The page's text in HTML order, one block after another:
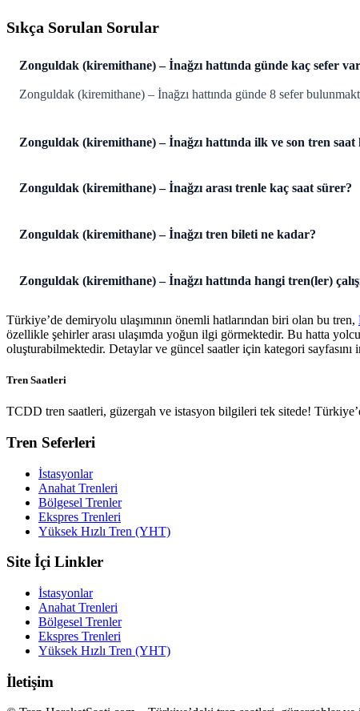
Sıkça Sorulan Sorular
Zonguldak (kiremithane) – İnağzı hattında günde kaç sefer
Zonguldak (kiremithane) – İnağzı hattında günde 8 sefer
Zonguldak (kiremithane) – İnağzı hattında ilk ve son tren saat
Zonguldak (kiremithane) – İnağzı arası trenle kaç saat sürer?
Zonguldak (kiremithane) – İnağzı tren bileti ne kadar?
Zonguldak (kiremithane) – İnağzı hattında hangi tren(ler)
Türkiye’de demiryolu ulaşımının önemli hatlarından biri olan bu tren,
özellikle şehirler arası ulaşımda yoğun ilgi görmektedir. Bu hatta
oluşturabilmektedir. Detaylar ve güncel saatler için kategori
Tren Saatleri
TCDD tren saatleri, güzergah ve istasyon bilgileri tek sitede!
Tren Seferleri
İstasyonlar
Anahat Trenleri
Bölgesel Trenler
Ekspres Trenleri
Yüksek Hızlı Tren (YHT)
Site İçi Linkler
İstasyonlar
Anahat Trenleri
Bölgesel Trenler
Ekspres Trenleri
Yüksek Hızlı Tren (YHT)
İletişim